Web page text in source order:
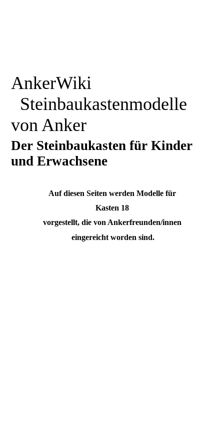
AnkerWiki
Steinbaukastenmodelle
von Anker
Der Steinbaukasten für Kinder
und Erwachsene
Auf diesen Seiten werden Modelle für
Kasten 18
vorgestellt, die von Ankerfreunden/innen
eingereicht worden sind.